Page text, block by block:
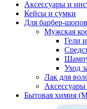
Аксессуары и
Кейсы и сумки
Для барбер-шопов
Мужская
Гели
Уход
Лак для
Аксессуары
Бытовая химия